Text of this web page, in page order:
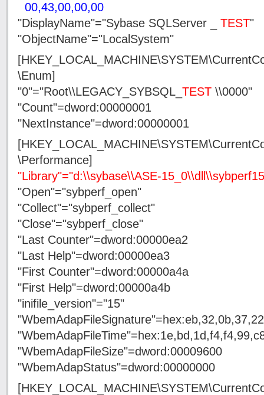
00,43,00,00,00
"DisplayName"="Sybase SQLServer _
TEST"
"ObjectName"="LocalSystem"
\Enum]
"0"="Root\\LEGACY_SYBSQL_ TEST \\0000"
"Count"=dword:00000001
"NextInstance"=dword:00000001
\Performance]
"Library"="d:\\sybase\\ASE-
"Open"="sybperf_open"
"Collect"="sybperf_collect"
"Close"="sybperf_close"
"Last Counter"=dword:00000ea2
"Last Help"=dword:00000ea3
"First Counter"=dword:00000a4a
"First Help"=dword:00000a4b
"inifile_version"="15"
"WbemAdapFileSize"=dword:00009600
"WbemAdapStatus"=dword:00000000